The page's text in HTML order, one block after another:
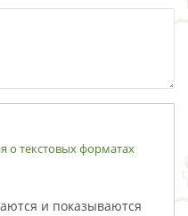
о текстовых форматах
и показываются